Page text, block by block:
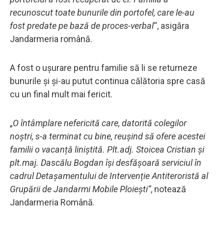
recunoscut toate bunurile din portofel, care le-au
fost predate pe bază de proces-verbal“, asigăra
Jandarmeria română.
A fost o ușurare pentru familie să li se returneze
bunurile și și-au putut continua călătoria spre casă
cu un final mult mai fericit.
„O întâmplare nefericită care, datorită colegilor
noștri, s-a terminat cu bine, reușind să ofere acestei
familii o vacanță liniștită. Plt.adj. Stoicea Cristian și
plt.maj. Dascălu Bogdan își desfășoară serviciul în
cadrul Detașamentului de Intervenție Antiteroristă al
Grupării de Jandarmi Mobile Ploiești“, notează
Jandarmeria Română.